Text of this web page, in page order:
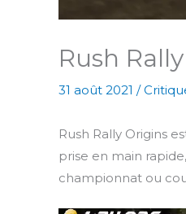
Rush
31 août 2021 /
Rush Rally Origins
prise en main
championnat ou